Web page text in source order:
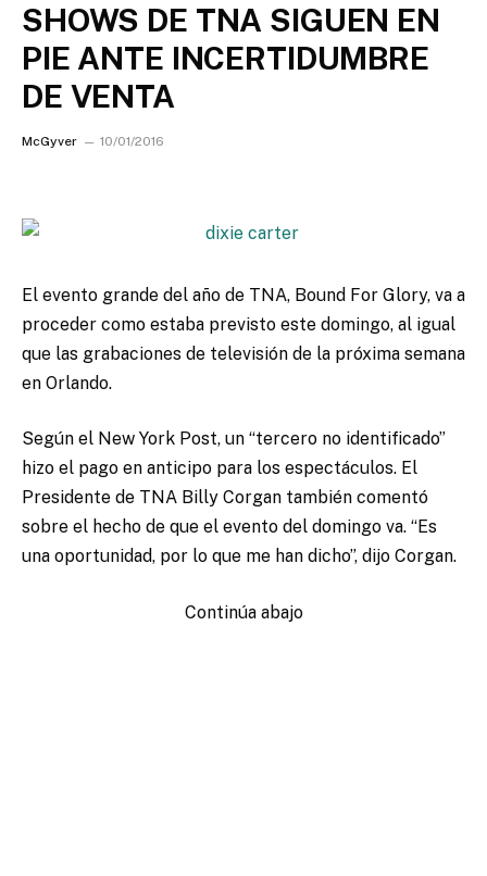
SHOWS DE TNA SIGUEN EN
PIE ANTE INCERTIDUMBRE
DE VENTA
McGyver 10/01/2016
El evento grande del año de TNA, Bound For Glory, va a
proceder como estaba previsto este domingo, al igual
que las grabaciones de televisión de la próxima semana
en Orlando.
Según el New York Post, un “tercero no identificado”
hizo el pago en anticipo para los espectáculos. El
Presidente de TNA Billy Corgan también comentó
sobre el hecho de que el evento del domingo va. “Es
una oportunidad, por lo que me han dicho”, dijo Corgan.
Continúa abajo